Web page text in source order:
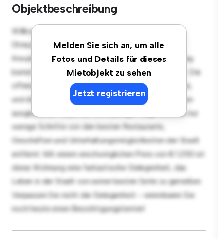
Objektbeschreibung
Melden Sie sich an, um alle
Fotos und Details für dieses
Mietobjekt zu sehen
Jetzt registrieren
Willkommen in Ihrem neuen urbanen Rückzugsort in
(Kreuzberg), 10999 Berlin (Bezirk Friedrichshain-
Kreuzberg)! Diese moderne 1 Schlafzimmer-Wohnung
bietet einen stilvollen und gemütlichen Lebensraum. Die
offene Raumaufteilung eignet sich perfekt für Gäste,
und die elegante Küche ist mit erstklassigen Geräten
ausgestattet. Dank der erstklassigen Lage sind Sie nur
wenige Schritte von den besten Restaurants,
Geschäften und Unterhaltungsmöglichkeiten der Stadt
entfernt. Mit einem erschwinglichen Preis von € 1.250 ist
diese Wohnung eine fantastische Gelegenheit, das
Leben in der Stadt von seiner besten Seite zu genießen.
Verpassen Sie nicht die Gelegenheit - vereinbaren Sie
noch heute einen Besichtigungstermin!